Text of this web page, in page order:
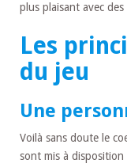
plus plaisant avec
Les
du jeu
Une
Voilà sans doute le
sont mis à